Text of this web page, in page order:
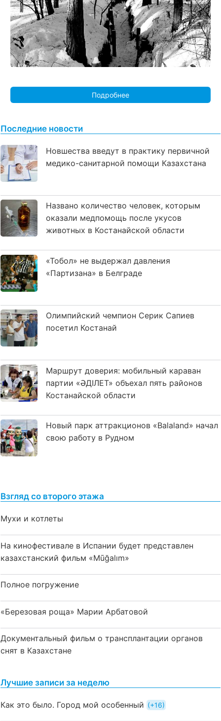
Подробнее
Последние новости
Новшества введут в практику первичной
медико-санитарной помощи Казахстана
Названо количество человек, которым
оказали медпомощь после укусов
животных в Костанайской области
«Тобол» не выдержал давления
«Партизана» в Белграде
Олимпийский чемпион Серик Сапиев
посетил Костанай
Маршрут доверия: мобильный караван
партии «ӘДІЛЕТ» объехал пять районов
Костанайской области
Новый парк аттракционов «Balaland» начал
свою работу в Рудном
Взгляд со второго этажа
Мухи и котлеты
На кинофестивале в Испании будет представлен
казахстанский фильм «Mūğalım»
Полное погружение
«Березовая роща» Марии Арбатовой
Документальный фильм о трансплантации органов
снят в Казахстане
Лучшие записи за неделю
Как это было. Город мой особенный +16